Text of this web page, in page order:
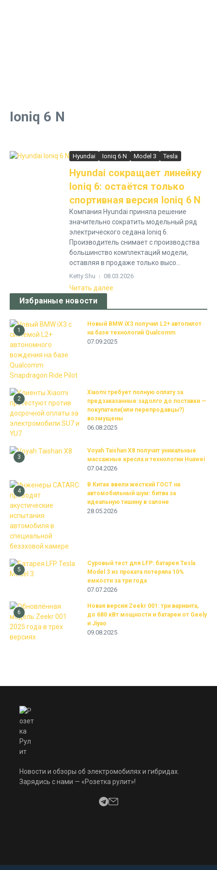
Ioniq 6 N
Hyundai Ioniq 6 N Model 3 Tesla
Hyundai сокращает линейку
Ioniq 6: остаётся только
спортивная версия Ioniq 6 N
Компания Hyundai приняла решение
значительно сократить модельный ряд
электрического седана Ioniq 6.
Производитель снимает с производства
большинство комплектаций модели,
оставляя в продаже только высо...
Ketty Shu 08.03.2026
Читать далее
Избранные новости
1
Новый BMW iX3 получил L2+ автопилот
на базе технологий Qualcomm
07.09.2025
2
Xiaomi требует полную оплату за
предзаказанные задолго до поставки —
покупатели(или перепродавцы?)
возмущены
06.08.2025
3
Voyah Taishan X8 получит уникальные
массажные кресла и технологии Huawei
07.04.2026
4
В Китае ввели жесткий ГОСТ на
автомобильный шум: битва за
идеальную тишину в салоне
28.05.2026
5
Суровый тест для LFP: батарея Tesla
Model 3 из проката потеряла 10%
емкости за три года
07.07.2026
6
Новая версия Zeekr 001: три варианта,
до 680 кВт мощности и батареи от Geely
и Jiyao
09.08.2025
Новости и обзоры об электромобилях и гибридах.
Зарядись с нами — «Розетка рулит»!